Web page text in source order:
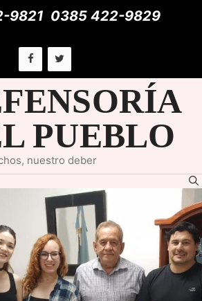
9821 0385 422-9829
PUEBLO
nuestro deber